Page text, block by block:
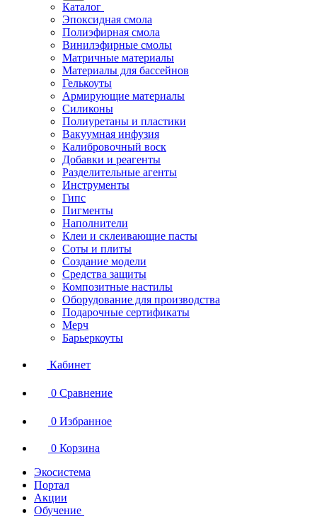
Каталог
Эпоксидная смола
Полиэфирная смола
Винилэфирные смолы
Матричные материалы
Материалы для бассейнов
Гелькоуты
Армирующие материалы
Силиконы
Полиуретаны и пластики
Вакуумная инфузия
Калибровочный воск
Добавки и реагенты
Разделительные агенты
Инструменты
Гипс
Пигменты
Наполнители
Клеи и склеивающие пасты
Соты и плиты
Создание модели
Средства защиты
Композитные настилы
Оборудование для производства
Подарочные сертификаты
Мерч
Барьеркоуты
Кабинет
0 Сравнение
0 Избранное
0 Корзина
Экосистема
Портал
Акции
Обучение